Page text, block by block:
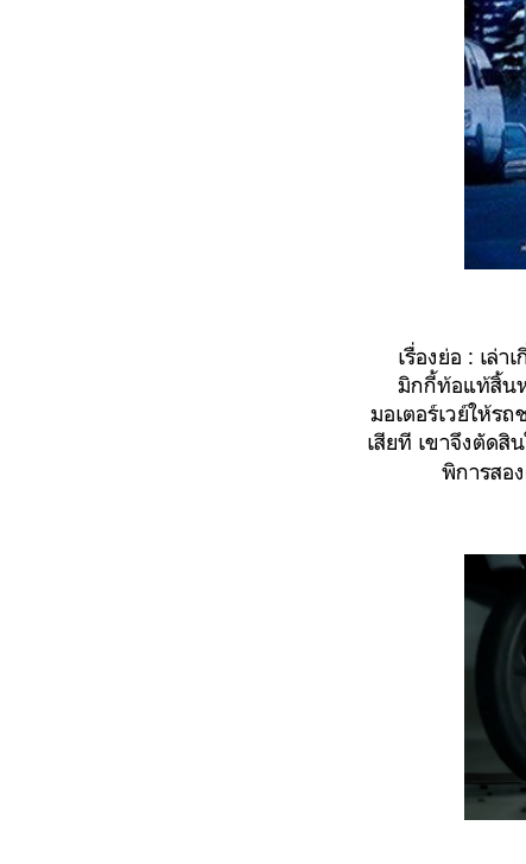
เรื่องย่อ : เล่า
มิกกี้ท้อแท้สิ้น
มอเตอร์เวย์ให้ร
เสียที เขาจึงตัดสิ
พิการสอ